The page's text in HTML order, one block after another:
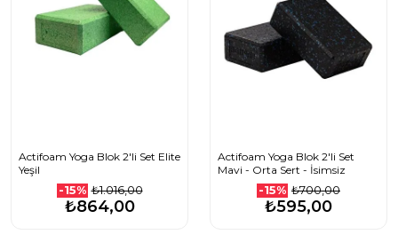
Actifoam Yoga Blok 2'li Set Elite
Yeşil
-15% ₺1.016,00
₺864,00
Actifoam Yoga Blok 2'li Set
Mavi - Orta Sert - İsimsiz
-15% ₺700,00
₺595,00